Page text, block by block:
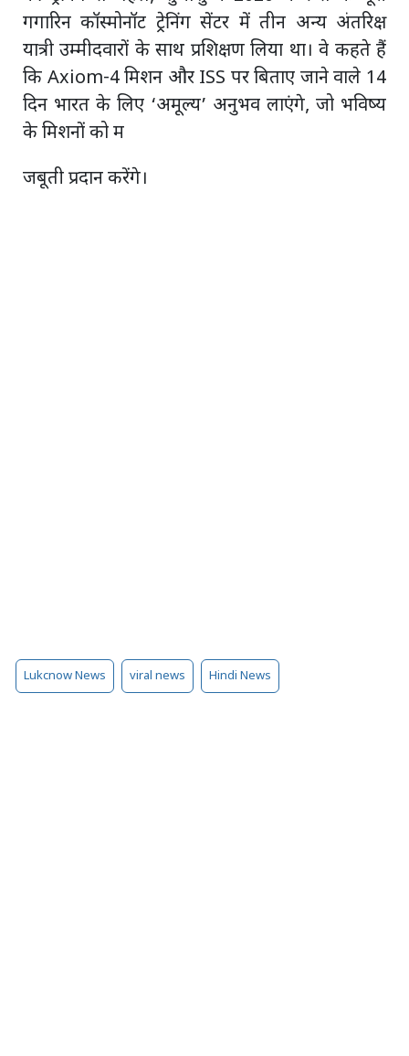
गगारिन कॉस्मोनॉट ट्रेनिंग सेंटर में तीन अन्य अंतरिक्ष
यात्री उम्मीदवारों के साथ प्रशिक्षण लिया था। वे कहते हैं
कि Axiom-4 मिशन और ISS पर बिताए जाने वाले 14
दिन भारत के लिए ‘अमूल्य’ अनुभव लाएंगे, जो भविष्य
के मिशनों को म
जबूती प्रदान करेंगे।
Lukcnow News viral news Hindi News